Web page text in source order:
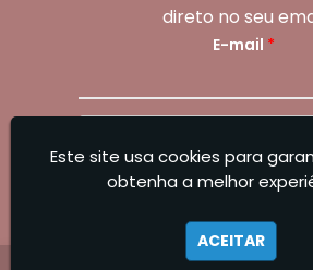
direto no seu
E-mail *
Sangoleti Odontologia - Estética
Este site usa cookies para
obtenha a melhor
ACEITAR